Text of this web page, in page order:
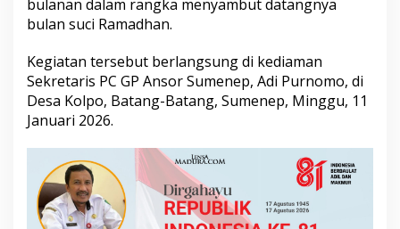
u
R
a
m
h
a
bulanan dalam rangka menyambut datangnya
bulan suci Ramadhan.
Kegiatan tersebut berlangsung di kediaman
Sekretaris PC GP Ansor Sumenep, Adi Purnomo, di
Desa Kolpo, Batang-Batang, Sumenep, Minggu, 11
Januari 2026.